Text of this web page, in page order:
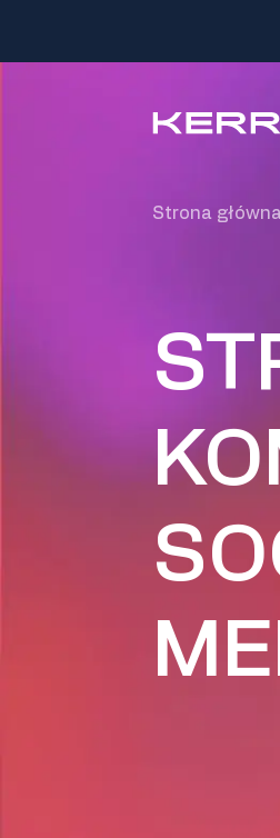
Strona główna